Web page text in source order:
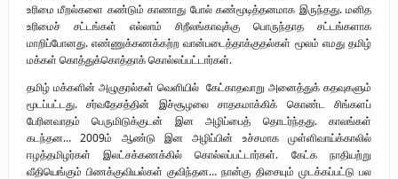
உரிமை மீறல்களை கண்டும் காணாது போல் கண்மூடித்தனமாக இருந்தது. மனித
உரிமைச் சட்டங்கள் எல்லாம் சிறீலங்காவுக்கு பொருந்தாத சட்டங்களாக
மாறிப்போனது. எண்ணுக்கணக்கற்ற வான்படைத்தாக்குதல்கள் மூலம் எமது தமிழ்
மக்கள் கொத்துக்கொத்தாக் கொல்லப்பட்டார்கள்.
தமிழ் மக்களின் அழுகுரல்கள் வெளியில் கேட்காதவாறு அனைத்துக் கதவுகளும்
மூடப்பட்டது. சர்வதேசத்தின் இச்சூழலை சாதகமாக்கிக் கொண்ட சிங்களப்
பேரினவாதம் பெருமிடுக்குடன் இன அழிப்பைத் தொடர்ந்தது. காலங்கள்
கடந்தன… 2009ம் ஆண்டு இன அழிப்பின் உச்சமாக முள்ளிவாய்க்காலில்
ஈழத்தமிழர்கள் இலட்சக்கணக்கில் கொல்லப்பட்டார்கள். கேட்க நாதியற்று
வீதியெங்கும் பிணக்குவியல்கள் குவிந்தன… நான்கு திசையும் முடக்கப்பட்டு பல